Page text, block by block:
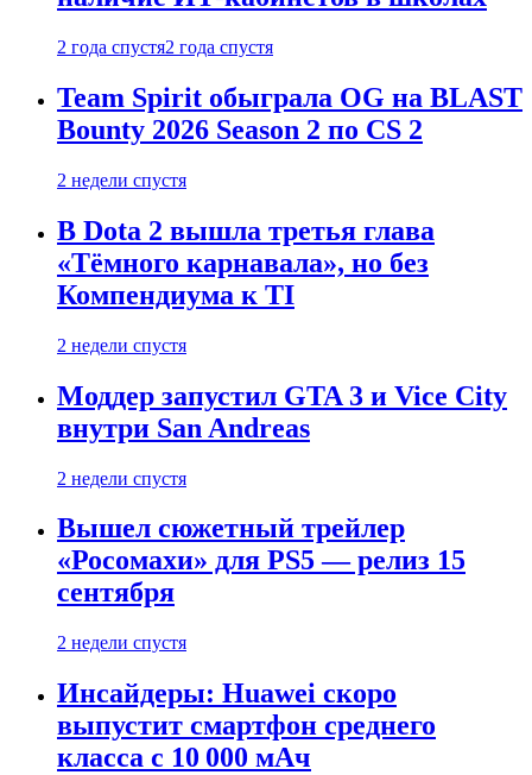
2 года спустя2 года спустя
Team Spirit обыграла OG на BLAST
Bounty 2026 Season 2 по CS 2
2 недели спустя
В Dota 2 вышла третья глава
«Тёмного карнавала», но без
Компендиума к TI
2 недели спустя
Моддер запустил GTA 3 и Vice City
внутри San Andreas
2 недели спустя
Вышел сюжетный трейлер
«Росомахи» для PS5 — релиз 15
сентября
2 недели спустя
Инсайдеры: Huawei скоро
выпустит смартфон среднего
класса с 10 000 мАч